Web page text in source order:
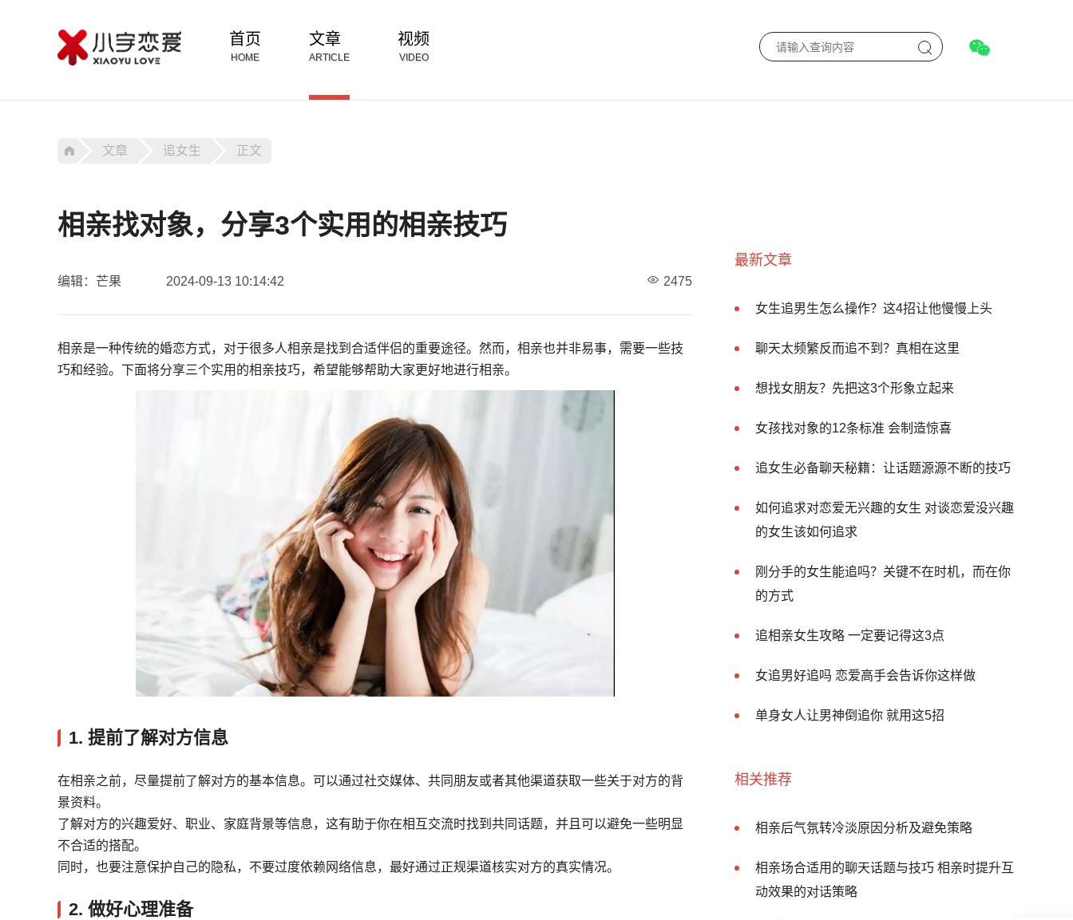
首页
HOME
文章
ARTICLE
视频
VIDEO
文章 追女生 正文
相亲找对象，分享3个实用的相亲技巧
编辑：芒果 2024-09-13 10:14:42 2475
相亲是一种传统的婚恋方式，对于很多人相亲是找到合适伴侣的重要途径。然而，相亲也并非易事，需要一些技
巧和经验。下面将分享三个实用的相亲技巧，希望能够帮助大家更好地进行相亲。
1. 提前了解对方信息
在相亲之前，尽量提前了解对方的基本信息。可以通过社交媒体、共同朋友或者其他渠道获取一些关于对方的背
景资料。
了解对方的兴趣爱好、职业、家庭背景等信息，这有助于你在相互交流时找到共同话题，并且可以避免一些明显
不合适的搭配。
同时，也要注意保护自己的隐私，不要过度依赖网络信息，最好通过正规渠道核实对方的真实情况。
2. 做好心理准备
最新文章
女生追男生怎么操作？这4招让他慢慢上头
聊天太频繁反而追不到？真相在这里
想找女朋友？先把这3个形象立起来
女孩找对象的12条标准 会制造惊喜
追女生必备聊天秘籍：让话题源源不断的技巧
如何追求对恋爱无兴趣的女生 对谈恋爱没兴趣
的女生该如何追求
刚分手的女生能追吗？关键不在时机，而在你
的方式
追相亲女生攻略 一定要记得这3点
女追男好追吗 恋爱高手会告诉你这样做
单身女人让男神倒追你 就用这5招
相关推荐
相亲后气氛转冷淡原因分析及避免策略
相亲场合适用的聊天话题与技巧 相亲时提升互
动效果的对话策略